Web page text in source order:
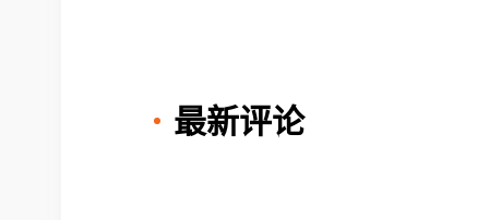
最新评论